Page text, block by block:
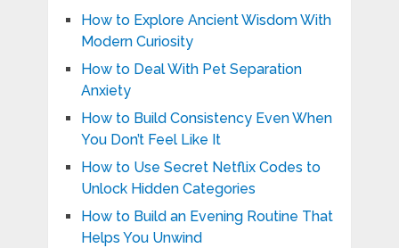
How to Explore Ancient Wisdom With
Modern Curiosity
How to Deal With Pet Separation
Anxiety
How to Build Consistency Even When
You Don’t Feel Like It
How to Use Secret Netflix Codes to
Unlock Hidden Categories
How to Build an Evening Routine That
Helps You Unwind